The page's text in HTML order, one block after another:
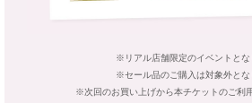
※リアル店舗限定のイベントとな
※セール品のご購入は対象外とな
※次回のお買い上げから本チケットのご利